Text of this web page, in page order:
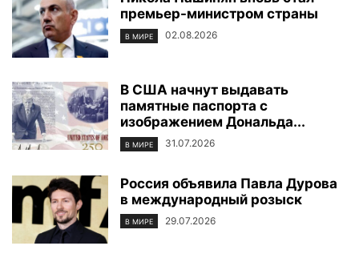
ФОТОРЕПОРТАЖ ЦЕНТР ИСЛАМСКОЙ ЦИВИЛИЗАЦИИ ЭКОЛОГИЯ
ЭКОНОМИКА И БИЗНЕС
премьер-министром страны
В МИРЕ 02.08.2026
В США начнут выдавать
памятные паспорта с
изображением Дональда...
В МИРЕ 31.07.2026
Россия объявила Павла Дурова
в международный розыск
В МИРЕ 29.07.2026